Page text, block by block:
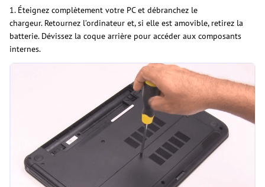
1. Éteignez complètement votre PC et débranchez le
chargeur. Retournez l’ordinateur et, si elle est amovible, retirez la
batterie. Dévissez la coque arrière pour accéder aux composants
internes.